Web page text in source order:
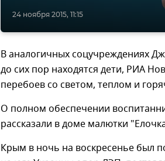
24 ноября 2015, 11:15
В аналогичных соцучреждениях
до сих пор находятся дети, РИА
перебоев со светом, теплом и
О полном обеспечении
рассказали в доме малютки
Крым в ночь на воскресенье был